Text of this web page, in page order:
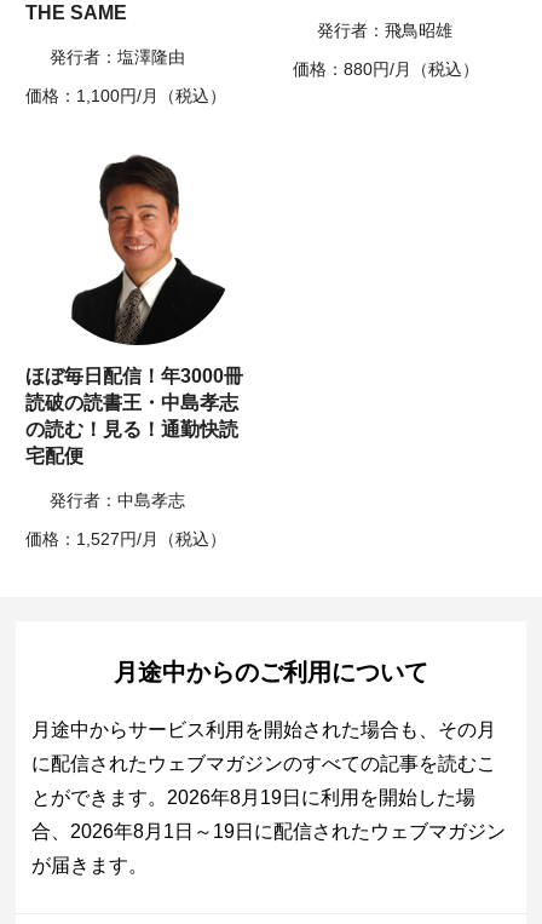
THE SAME
発行者：塩澤隆由
価格：1,100円/月（税込）
発行者：飛鳥昭雄
価格：880円/月（税込）
ほぼ毎日配信！年3000冊
読破の読書王・中島孝志
の読む！見る！通勤快読
宅配便
発行者：中島孝志
価格：1,527円/月（税込）
月途中からのご利用について
月途中からサービス利用を開始された場合も、その月
に配信されたウェブマガジンのすべての記事を読むこ
とができます。2026年8月19日に利用を開始した場
合、2026年8月1日～19日に配信されたウェブマガジン
が届きます。